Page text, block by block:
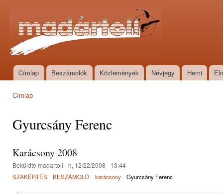
Madártoll
Főmenü
Címlap Beszámolók Közlemények Névjegy Hemi
Címlap
Gyurcsány Ferenc
Karácsony 2008
Beküldte madartoll - h, 12/22/2008 - 13:44
SZAKÉRTÉS BESZÁMOLÓ karácsony Gyurcsány Ferenc